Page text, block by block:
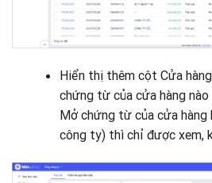
Hiển thị thêm cột Cửa
chứng từ của cửa hàng nào
Mở chứng từ của cửa
công ty) thì chỉ được xem,